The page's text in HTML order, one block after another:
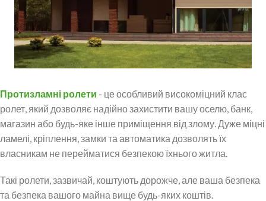
Протизламні ролети - це особливий високоміцний клас
ролет, який дозволяє надійно захистити вашу оселю, банк,
магазин або будь-яке інше приміщення від злому. Дуже міцні
ламелі, кріплення, замки та автоматика дозволять їх
власникам не перейматися безпекою їхнього житла.
Такі ролети, зазвичай, коштують дорожче, але ваша безпека
та безпека вашого майна вище будь-яких коштів.